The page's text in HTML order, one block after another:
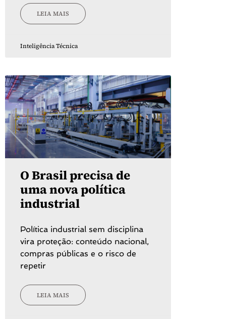
LEIA MAIS
Inteligência Técnica
O Brasil precisa de
uma nova política
industrial
Política industrial sem disciplina
vira proteção: conteúdo nacional,
compras públicas e o risco de
repetir
LEIA MAIS